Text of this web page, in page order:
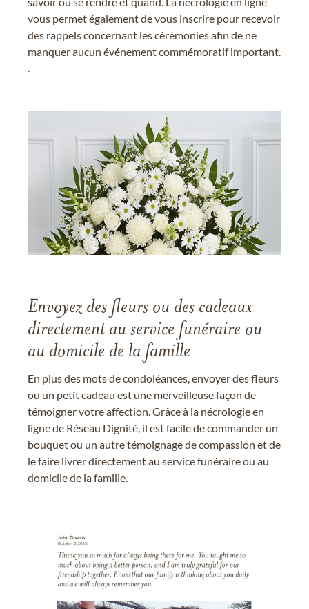
vous permet également de vous inscrire pour recevoir
des rappels concernant les cérémonies afin de ne
manquer aucun événement commémoratif important.
Envoyez des fleurs ou des cadeaux
directement au service funéraire ou
au domicile de la famille
En plus des mots de condoléances, envoyer des fleurs
ou un petit cadeau est une merveilleuse façon de
témoigner votre affection. Grâce à la nécrologie en
ligne de Réseau Dignité, il est facile de commander un
bouquet ou un autre témoignage de compassion et de
le faire livrer directement au service funéraire ou au
domicile de la famille.